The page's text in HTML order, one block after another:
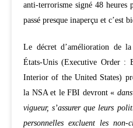
anti-terrorisme signé 48 heures
passé presque inaperçu et c’est
Le décret d’amélioration de
États-Unis (Executive Order :
Interior of the United States)
la NSA et le FBI devront «
vigueur, s’assurer que leurs
personnelles excluent les